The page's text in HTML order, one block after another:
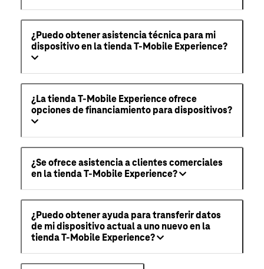
¿Puedo obtener asistencia técnica para mi
dispositivo en la tienda T-Mobile Experience?
¿La tienda T-Mobile Experience ofrece
opciones de financiamiento para dispositivos?
¿Se ofrece asistencia a clientes comerciales
en la tienda T-Mobile Experience?
¿Puedo obtener ayuda para transferir datos
de mi dispositivo actual a uno nuevo en la
tienda T-Mobile Experience?